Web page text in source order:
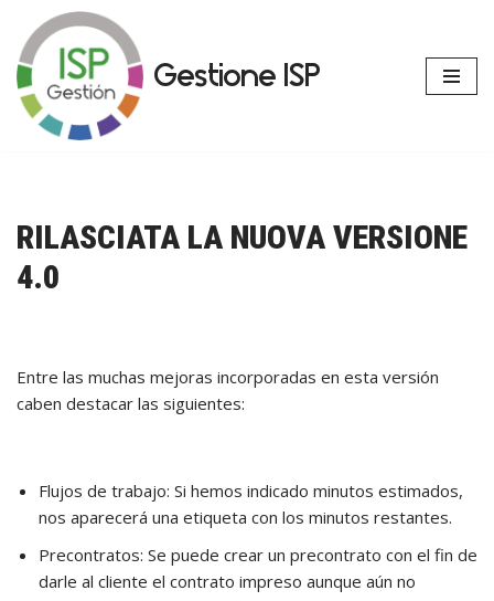
Vai
al
contenuto
Gestione ISP
RILASCIATA LA NUOVA VERSIONE
4.0
Entre las muchas mejoras incorporadas en esta versión
caben destacar las siguientes:
Flujos de trabajo: Si hemos indicado minutos estimados,
nos aparecerá una etiqueta con los minutos restantes.
Precontratos: Se puede crear un precontrato con el fin de
darle al cliente el contrato impreso aunque aún no